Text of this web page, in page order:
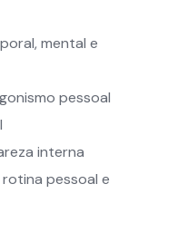
mental e
pessoal
interna
pessoal e